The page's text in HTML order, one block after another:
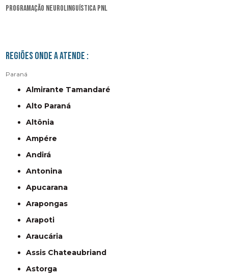
programação neurolinguística pnl
Regiões onde a atende :
Paraná
Almirante Tamandaré
Alto Paraná
Altônia
Ampére
Andirá
Antonina
Apucarana
Arapongas
Arapoti
Araucária
Assis Chateaubriand
Astorga